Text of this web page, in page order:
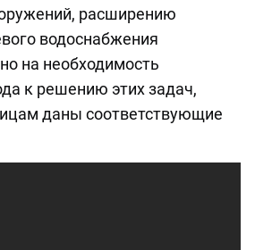
расширению
водоснабжения
на необходимость
к решению этих задач,
даны соответствующие